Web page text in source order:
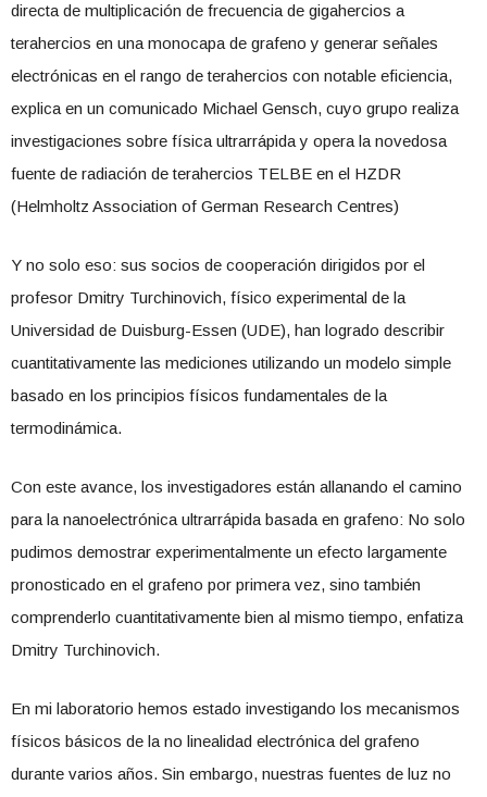
directa de multiplicación de frecuencia de gigahercios a
terahercios en una monocapa de grafeno y generar señales
electrónicas en el rango de terahercios con notable eficiencia,
explica en un comunicado Michael Gensch, cuyo grupo realiza
investigaciones sobre física ultrarrápida y opera la novedosa
fuente de radiación de terahercios TELBE en el HZDR
(Helmholtz Association of German Research Centres)
Y no solo eso: sus socios de cooperación dirigidos por el
profesor Dmitry Turchinovich, físico experimental de la
Universidad de Duisburg-Essen (UDE), han logrado describir
cuantitativamente las mediciones utilizando un modelo simple
basado en los principios físicos fundamentales de la
termodinámica.
Con este avance, los investigadores están allanando el camino
para la nanoelectrónica ultrarrápida basada en grafeno: No solo
pudimos demostrar experimentalmente un efecto largamente
pronosticado en el grafeno por primera vez, sino también
comprenderlo cuantitativamente bien al mismo tiempo, enfatiza
Dmitry Turchinovich.
En mi laboratorio hemos estado investigando los mecanismos
físicos básicos de la no linealidad electrónica del grafeno
durante varios años. Sin embargo, nuestras fuentes de luz no